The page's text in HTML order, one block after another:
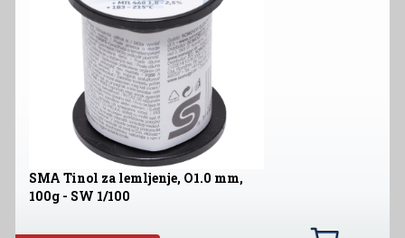
SMA Tinol za lemljenje, O1.0 mm,
100g - SW 1/100